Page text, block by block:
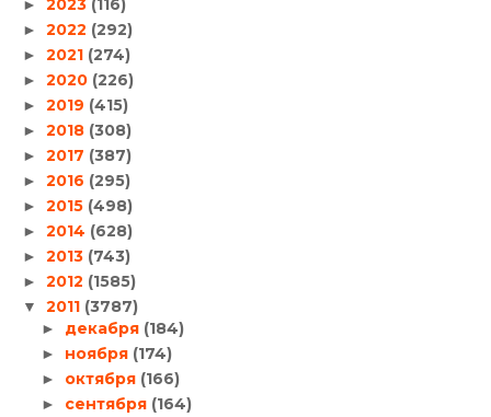
► 2023 (116)
► 2022 (292)
► 2021 (274)
► 2020 (226)
► 2019 (415)
► 2018 (308)
► 2017 (387)
► 2016 (295)
► 2015 (498)
► 2014 (628)
► 2013 (743)
► 2012 (1585)
▼ 2011 (3787)
► декабря (184)
► ноября (174)
► октября (166)
► сентября (164)